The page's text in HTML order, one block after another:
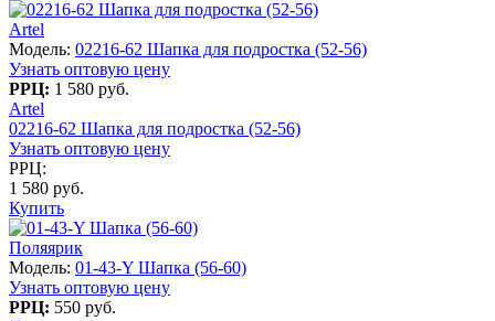
Artel
Модель: 02216-62 Шапка для подростка (52-56)
Узнать оптовую цену
РРЦ: 1 580 руб.
Artel
02216-62 Шапка для подростка (52-56)
Узнать оптовую цену
РРЦ:
1 580 руб.
Купить
Поляярик
Модель: 01-43-Y Шапка (56-60)
Узнать оптовую цену
РРЦ: 550 руб.